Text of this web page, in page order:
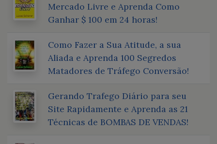
Mercado Livre e Aprenda Como
Ganhar $ 100 em 24 horas!
Como Fazer a Sua Atitude, a sua
Aliada e Aprenda 100 Segredos
Matadores de Tráfego Conversão!
Gerando Trafego Diário para seu
Site Rapidamente e Aprenda as 21
Técnicas de BOMBAS DE VENDAS!